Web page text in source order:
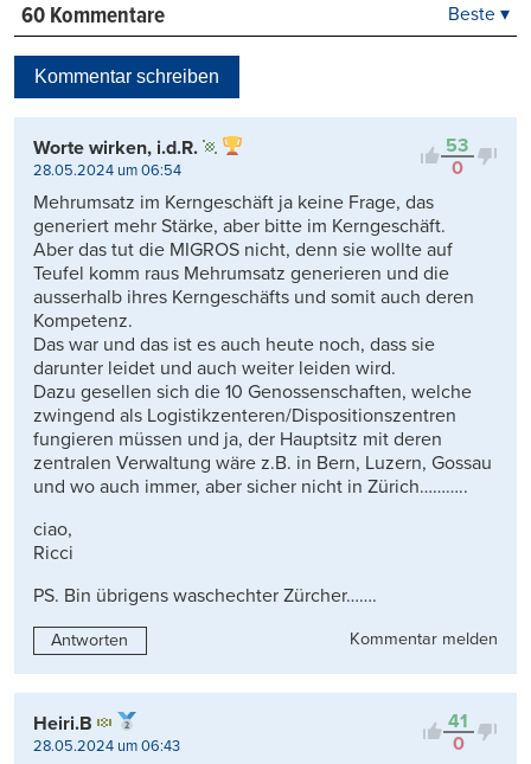
60 Kommentare
Kontrovers
Beste ▾
Kommentar schreiben
53
0
Worte wirken, i.d.R.
28.05.2024 um 06:54
Mehrumsatz im Kerngeschäft ja keine Frage, das
generiert mehr Stärke, aber bitte im Kerngeschäft.
Aber das tut die MIGROS nicht, denn sie wollte auf
Teufel komm raus Mehrumsatz generieren und die
ausserhalb ihres Kerngeschäfts und somit auch deren
Kompetenz.
Das war und das ist es auch heute noch, dass sie
darunter leidet und auch weiter leiden wird.
Dazu gesellen sich die 10 Genossenschaften, welche
zwingend als Logistikzenteren/Dispositionszentren
fungieren müssen und ja, der Hauptsitz mit deren
zentralen Verwaltung wäre z.B. in Bern, Luzern, Gossau
und wo auch immer, aber sicher nicht in Zürich………..
ciao,
Ricci
PS. Bin übrigens waschechter Zürcher…….
Antworten Kommentar melden
41
0
Heiri.B
28.05.2024 um 06:43